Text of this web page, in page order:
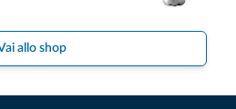
allo shop